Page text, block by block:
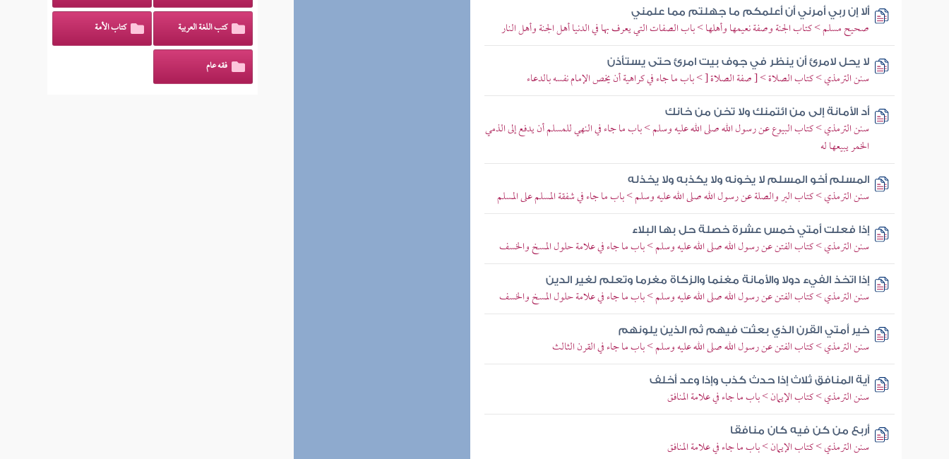
ألا إن ربي أمرني أن أعلمكم ما جهلتم مما علمني
صحيح مسلم > كتاب الجنة وصفة نعيمها وأهلها > باب الصفات التي يعرف بها في الدنيا أهل الجنة وأهل النار
لا يحل لامرئ أن ينظر في جوف بيت امرئ حتى يستأذن
سنن الترمذي > كتاب الصلاة > [ صفة الصلاة [ > باب ما جاء في كراهية أن يخص الإمام نفسه بالدعاء
أد الأمانة إلى من ائتمنك ولا تخن من خانك
سنن الترمذي > كتاب البيوع عن رسول الله صلى الله عليه وسلم > باب ما جاء في النهي للمسلم أن يدفع إلى الذمي
الخمر يبيعها له
المسلم أخو المسلم لا يخونه ولا يكذبه ولا يخذله
سنن الترمذي > كتاب البر والصلة عن رسول الله صلى الله عليه وسلم > باب ما جاء في شفقة المسلم على المسلم
إذا فعلت أمتي خمس عشرة خصلة حل بها البلاء
سنن الترمذي > كتاب الفتن عن رسول الله صلى الله عليه وسلم > باب ما جاء في علامة حلول المسخ والخسف
إذا اتخذ الفيء دولا والأمانة مغنما والزكاة مغرما وتعلم لغير الدين
سنن الترمذي > كتاب الفتن عن رسول الله صلى الله عليه وسلم > باب ما جاء في علامة حلول المسخ والخسف
خير أمتي القرن الذي بعثت فيهم ثم الذين يلونهم
سنن الترمذي > كتاب الفتن عن رسول الله صلى الله عليه وسلم > باب ما جاء في القرن الثالث
آية المنافق ثلاث إذا حدث كذب وإذا وعد أخلف
سنن الترمذي > كتاب الإيمان > باب ما جاء في علامة المنافق
أربع من كن فيه كان منافقا
سنن الترمذي > كتاب الإيمان > باب ما جاء في علامة المنافق
كتب اللغة العربية كتاب الأمة
فقه عام